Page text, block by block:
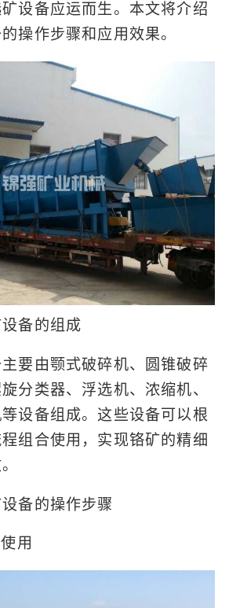
设备应运而生。本文将介绍
操作步骤和应用效果。
备的组成
要由颚式破碎机、圆锥破碎
分类器、浮选机、浓缩机、
设备组成。这些设备可以根
组合使用，实现铬矿的精细
备的操作步骤
用